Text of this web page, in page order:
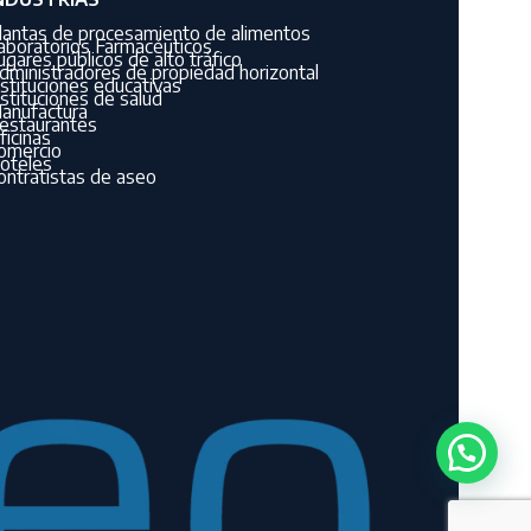
de procesamiento de alimentos
Farmacéuticos
públicos de alto tráfico
de propiedad horizontal
educativas
de salud
de aseo